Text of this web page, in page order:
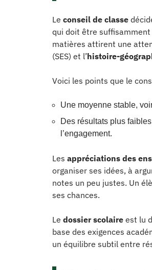
Le conseil de classe
qui doit être suffisamment
matières attirent une
(SES) et l’histoire-
Voici les points que le
Une moyenne stable,
Des résultats plus
l’engagement.
Les appréciations des
organiser ses idées, à
notes un peu justes. Un
ses chances.
Le dossier scolaire est lu
base des exigences
un équilibre subtil entre